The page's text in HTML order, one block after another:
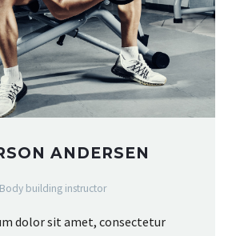
ANDERSEN
Body building instructor
dolor sit amet, consectetur